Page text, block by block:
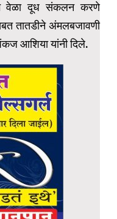
वेळा दूध संकलन करणे
तातडीने अंमलबजावणी
आशिया यांनी दिले.